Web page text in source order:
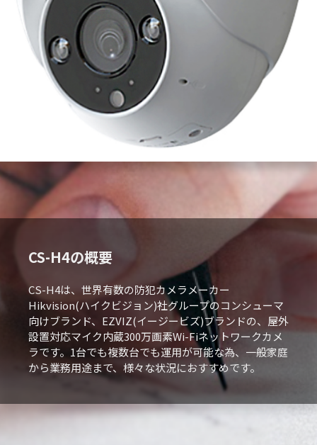
CS-H4の概要
CS-H4は、世界有数の防犯カメラメーカー
Hikvision(ハイクビジョン)社グループのコンシューマ
向けブランド、EZVIZ(イージービズ)ブランドの、屋外
設置対応マイク内蔵300万画素Wi-Fiネットワークカメ
ラです。1台でも複数台でも運用が可能な為、一般家庭
から業務用途まで、様々な状況におすすめです。